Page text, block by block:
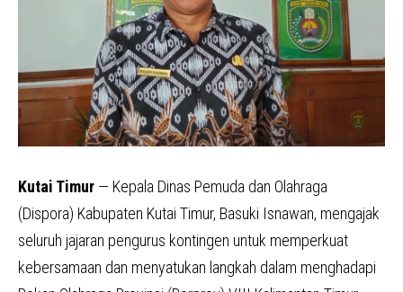
Kutai Timur — Kepala Dinas Pemuda dan Olahraga
(Dispora) Kabupaten Kutai Timur, Basuki Isnawan, mengajak
seluruh jajaran pengurus kontingen untuk memperkuat
kebersamaan dan menyatukan langkah dalam menghadapi